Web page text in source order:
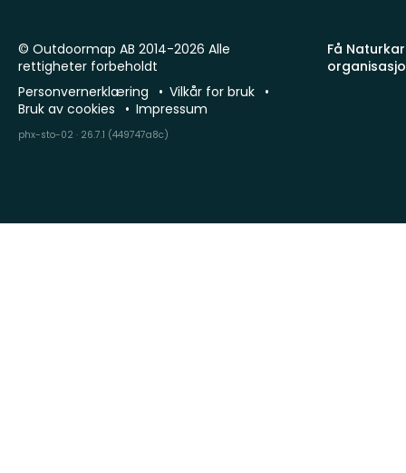
Få
© Outdoormap AB 2014-2026 Alle
rettigheter forbeholdt
Personvernerklæring
Vilkår for bruk
Bruk av cookies
Impressum
phx-sto-02 · 26.7.1 (449747a8c)